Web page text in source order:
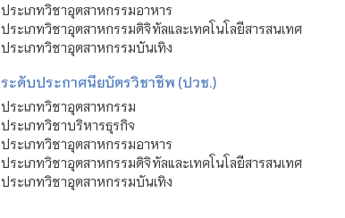
ประเภทวิชาอุตสาหกรรมอาหาร
ประเภทวิชาอุตสาหกรรมดิจิทัลและเทคโนโลยีสารสนเทศ
ประเภทวิชาอุตสาหกรรมบันเทิง
ระดับประกาศนียบัตรวิชาชีพ (ปวช.)
ประเภทวิชาอุตสาหกรรม
ประเภทวิชาบริหารธุรกิจ
ประเภทวิชาอุตสาหกรรมอาหาร
ประเภทวิชาอุตสาหกรรมดิจิทัลและเทคโนโลยีสารสนเทศ
ประเภทวิชาอุตสาหกรรมบันเทิง